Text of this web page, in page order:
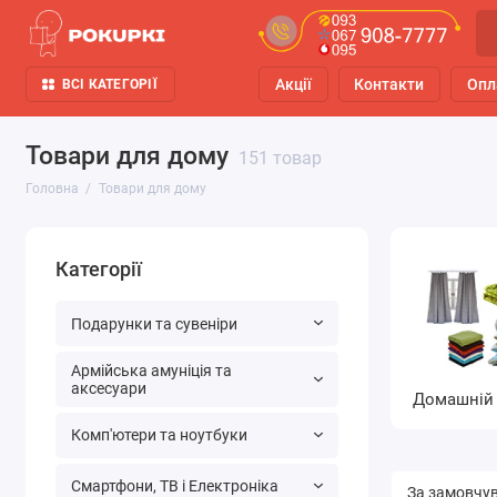
ВСІ КАТЕГОРІЇ Акції Контакти
Товари для дому 151 товар
Головна Товари для дому
Категорії
Подарунки та сувеніри
Армійська амуніція та
аксесуари
Комп'ютери та ноутбуки
Смартфони, ТВ і Електроніка
Домашній